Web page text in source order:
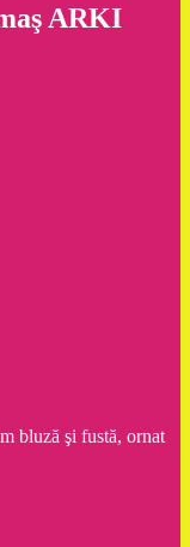
ARKI
bluză şi fustă, ornat